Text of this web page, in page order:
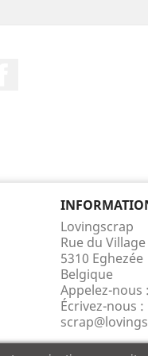
Lovingscrap
Rue du Village
5310 Eghezée
Belgique
Appelez-nous :
Écrivez-nous :